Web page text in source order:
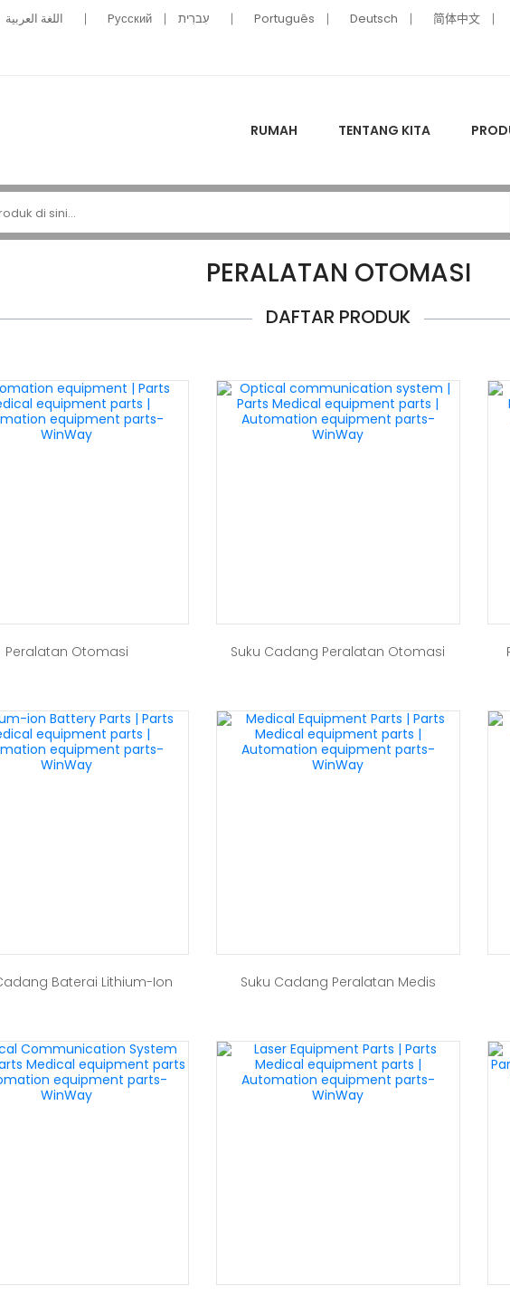
اللغة العربية Pусский עִברִית Português Deutsch 简体中文
RUMAH TENTANG KITA
PERALATAN OTOMASI
DAFTAR PRODUK
Peralatan Otomasi Suku Cadang Peralatan Otomasi
Baterai Lithium-Ion Suku Cadang Peralatan Medis